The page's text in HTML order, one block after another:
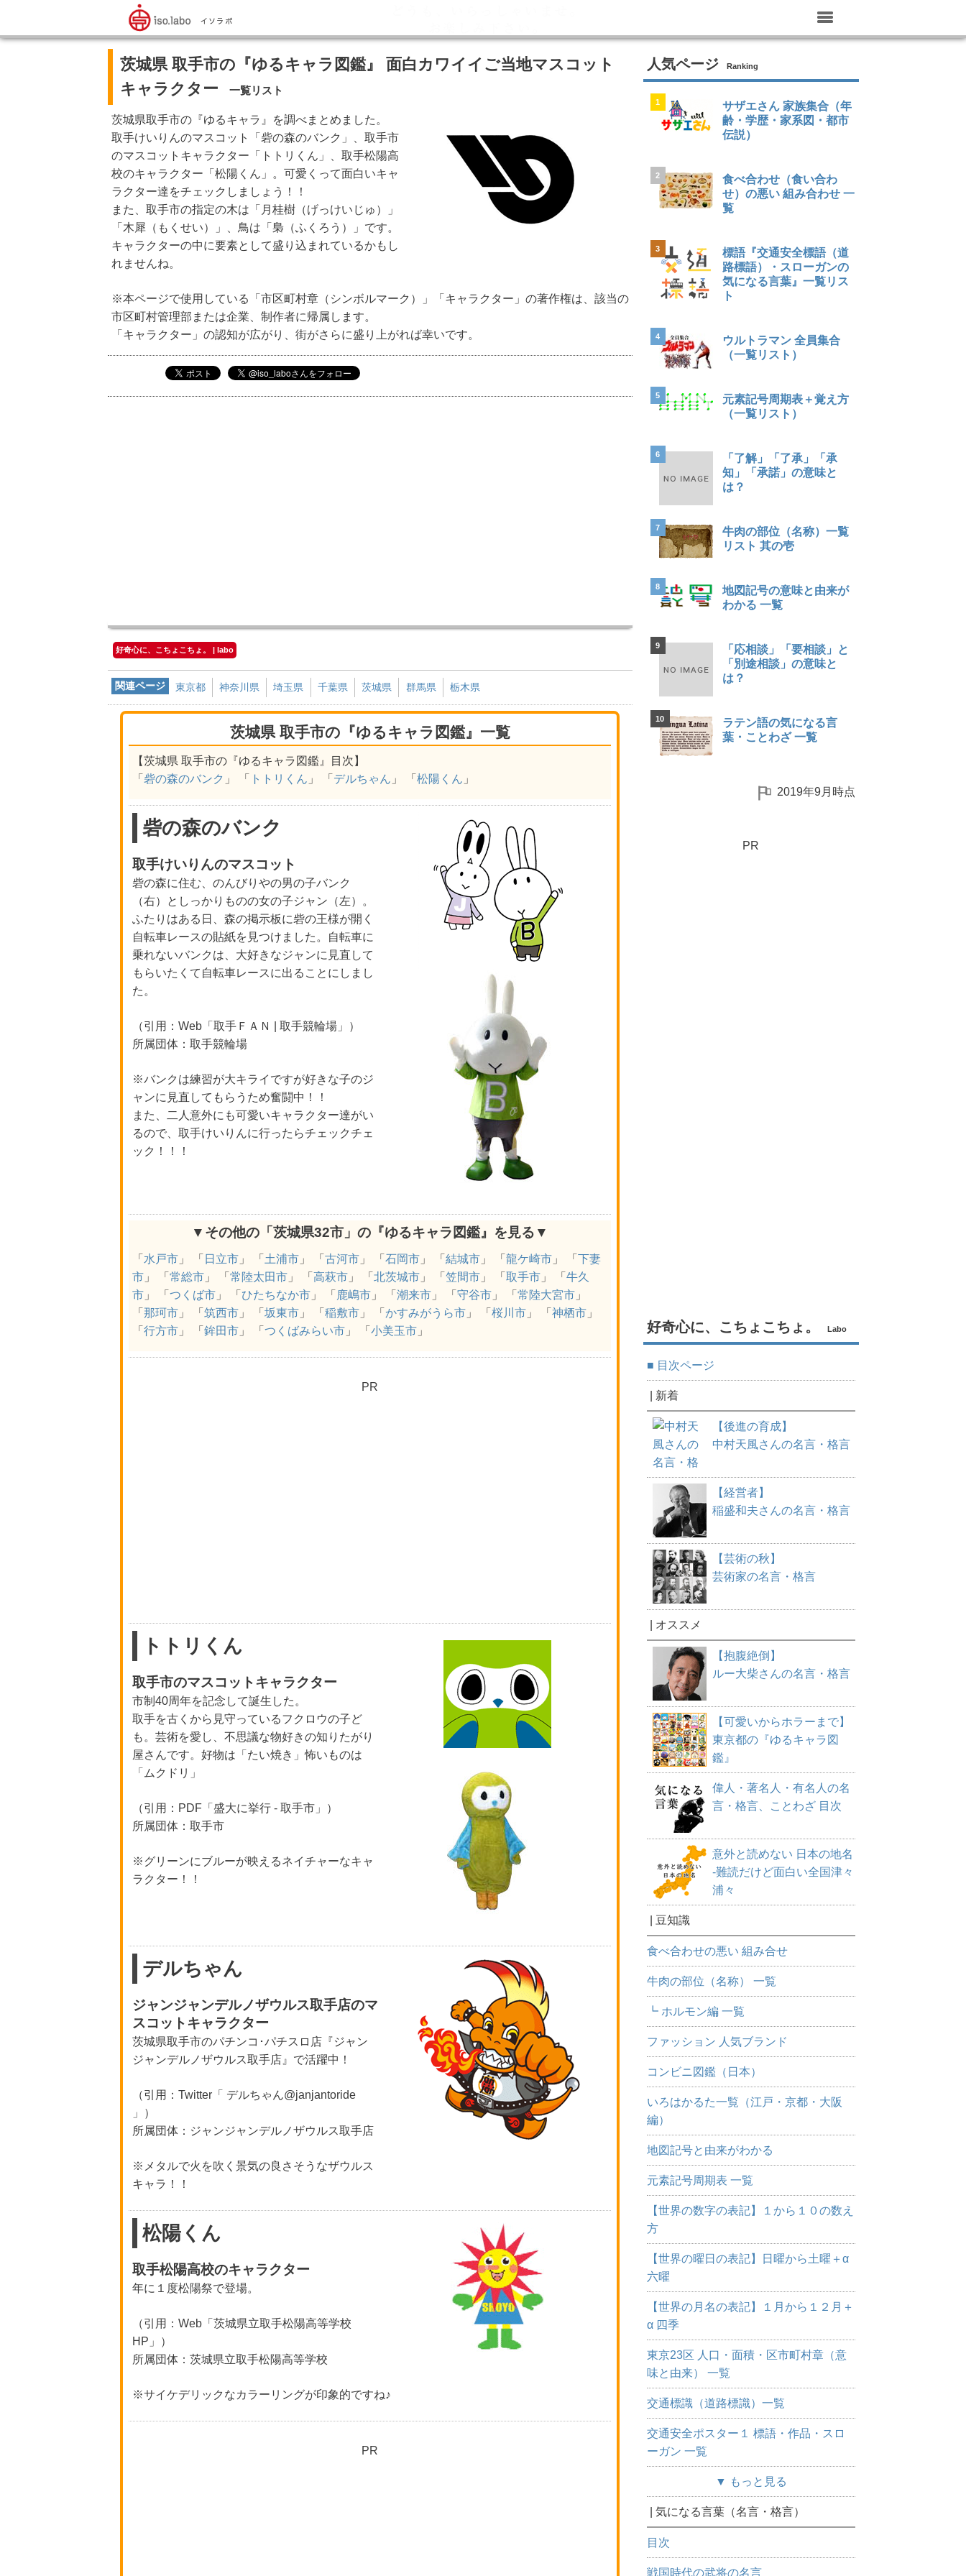
茨城県 取手市の『ゆるキャラ図鑑』 面白カワイイご当地マスコット
キャラクター
一覧リスト
茨城県取手市の『ゆるキャラ』を調べまとめました。
取手けいりんのマスコット「砦の森のバンク」、取手市
のマスコットキャラクター「トトリくん」、取手松陽高
校のキャラクター「松陽くん」。可愛くって面白いキャ
ラクター達をチェックしましょう！！
また、取手市の指定の木は「月桂樹（げっけいじゅ）」
「木犀（もくせい）」、鳥は「梟（ふくろう）」です。
キャラクターの中に要素として盛り込まれているかもし
れませんね。
※本ページで使用している「市区町村章（シンボルマーク）」「キャラクター」の著作権は、該当の
市区町村管理部または企業、制作者に帰属します。
「キャラクター」の認知が広がり、街がさらに盛り上がれば幸いです。
好奇心に、こちょこちょ。 | labo
関連ページ 東京都 神奈川県 埼玉県 千葉県 茨城県 群馬県 栃木県
茨城県 取手市の『ゆるキャラ図鑑』一覧
【茨城県 取手市の『ゆるキャラ図鑑』目次】
「 砦の森のバンク 」 「 トトリくん 」 「 デルちゃん 」 「 松陽くん 」
砦の森のバンク
取手けいりんのマスコット
砦の森に住む、のんびりやの男の子バンク
（右）としっかりものの女の子ジャン（左）。
ふたりはある日、森の掲示板に砦の王様が開く
自転車レースの貼紙を見つけました。自転車に
乗れないバンクは、大好きなジャンに見直して
もらいたくて自転車レースに出ることにしまし
た。
（引用：Web「取手ＦＡＮ | 取手競輪場」）
所属団体：取手競輪場
※バンクは練習が大キライですが好きな子のジ
ャンに見直してもらうため奮闘中！！
また、二人意外にも可愛いキャラクター達がい
るので、取手けいりんに行ったらチェックチェ
ック！！！
▼その他の「茨城県32市」の『ゆるキャラ図鑑』を見る▼
「 水戸市」 「 日立市」 「 土浦市」 「 古河市」 「 石岡市」 「 結城市」 「 龍ケ崎市」 「 下妻
市」 「 常総市」 「 常陸太田市」 「 高萩市」 「 北茨城市」 「 笠間市」 「 取手市」 「 牛久
市」 「 つくば市」 「 ひたちなか市」 「 鹿嶋市」 「 潮来市」 「 守谷市」 「 常陸大宮市」
「 那珂市」 「 筑西市」 「 坂東市」 「 稲敷市」 「 かすみがうら市」 「 桜川市」 「 神栖市」
「 行方市」 「 鉾田市」 「 つくばみらい市」 「 小美玉市」
PR
トトリくん
取手市のマスコットキャラクター
市制40周年を記念して誕生した。
取手を古くから見守っているフクロウの子ど
も。芸術を愛し、不思議な物好きの知りたがり
屋さんです。好物は「たい焼き」怖いものは
「ムクドリ」
（引用：PDF「盛大に挙行 - 取手市」）
所属団体：取手市
※グリーンにブルーが映えるネイチャーなキャ
ラクター！！
デルちゃん
ジャンジャンデルノザウルス取手店のマ
スコットキャラクター
茨城県取手市のパチンコ･パチスロ店『ジャン
ジャンデルノザウルス取手店』で活躍中！
（引用：Twitter「 デルちゃん@janjantoride
」）
所属団体：ジャンジャンデルノザウルス取手店
※メタルで火を吹く景気の良さそうなザウルス
キャラ！！
松陽くん
取手松陽高校のキャラクター
年に１度松陽祭で登場。
（引用：Web「茨城県立取手松陽高等学校
HP」）
所属団体：茨城県立取手松陽高等学校
※サイケデリックなカラーリングが印象的ですね♪
PR
人気ページ Ranking
1
サザエさん 家族集合（年
齢・学歴・家系図・都市
伝説）
2
食べ合わせ（食い合わ
せ）の悪い 組み合わせ 一
覧
3
標語『交通安全標語（道
路標語）・スローガンの
気になる言葉』一覧リス
ト
4
ウルトラマン 全員集合
（一覧リスト）
5
元素記号周期表＋覚え方
（一覧リスト）
6
「了解」「了承」「承
知」「承諾」の意味と
は？
7
牛肉の部位（名称）一覧
リスト 其の壱
8
地図記号の意味と由来が
わかる 一覧
9
「応相談」「要相談」と
「別途相談」の意味と
は？
10
ラテン語の気になる言
葉・ことわざ 一覧
2019年9月時点
PR
好奇心に、こちょこちょ。 Labo
■ 目次ページ
| 新着
【後進の育成】
中村天風さんの名言・格言
【経営者】
稲盛和夫さんの名言・格言
【芸術の秋】
芸術家の名言・格言
| オススメ
【抱腹絶倒】
ルー大柴さんの名言・格言
【可愛いからホラーまで】
東京都の『ゆるキャラ図
鑑』
偉人・著名人・有名人の名
言・格言、ことわざ 目次
意外と読めない 日本の地名
-難読だけど面白い全国津々
浦々
| 豆知識
食べ合わせの悪い 組み合せ
牛肉の部位（名称） 一覧
┗ ホルモン編 一覧
ファッション 人気ブランド
コンビニ図鑑（日本）
いろはかるた一覧（江戸・京都・大阪
編）
地図記号と由来がわかる
元素記号周期表 一覧
【世界の数字の表記】１から１０の数え
方
【世界の曜日の表記】日曜から土曜＋α
六曜
【世界の月名の表記】１月から１２月＋
α 四季
東京23区 人口・面積・区市町村章（意
味と由来） 一覧
交通標識（道路標識）一覧
交通安全ポスター１ 標語・作品・スロ
ーガン 一覧
▼ もっと見る
| 気になる言葉（名言・格言）
目次
戦国時代の武将の名言